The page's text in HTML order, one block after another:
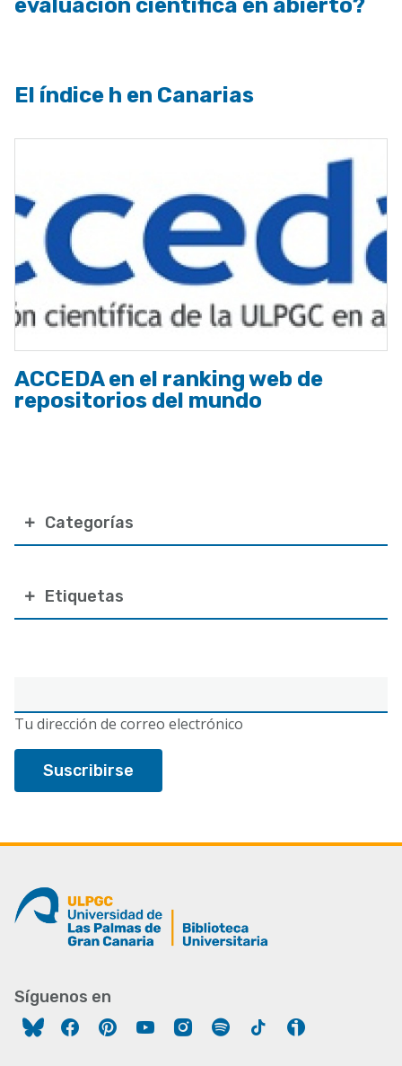
electrónico
Tu dirección de correo electrónico
Categorías
Etiquetas
evaluación científica en abierto?
El índice h en Canarias
ACCEDA en el ranking web de
repositorios del mundo
Síguenos en
FacebookPinterestYouTubeInstagram
Spotify Tiktok